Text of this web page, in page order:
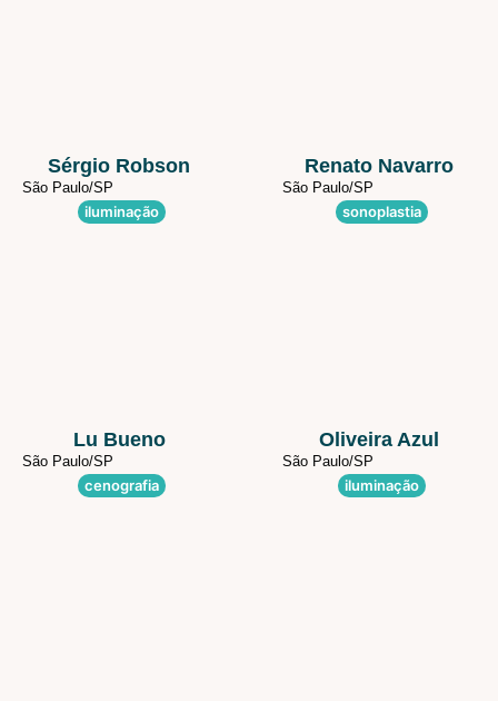
Sérgio Robson
São Paulo/SP
iluminação
Renato Navarro
São Paulo/SP
sonoplastia
Lu Bueno
São Paulo/SP
cenografia
Oliveira Azul
São Paulo/SP
iluminação